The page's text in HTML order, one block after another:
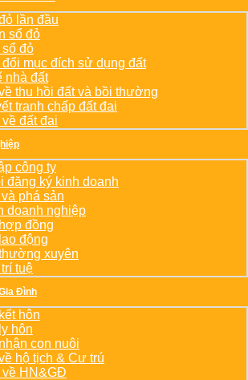
lần đầu
sổ đỏ
đỏ
mục đích sử dụng đất
nhà đất
thu hồi đất và bồi thường
tranh chấp đất đai
đất đai
công ty
đăng ký kinh doanh
phá sản
doanh nghiệp
đồng
động
xuyên
tuệ
Đình
hôn
hôn
con nuôi
hộ tịch & Cư trú
về HN&GĐ